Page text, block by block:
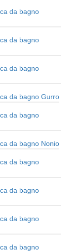
da bagno
da bagno
da bagno
da bagno Gurro
da bagno
da bagno Nonio
da bagno
da bagno
da bagno
da bagno